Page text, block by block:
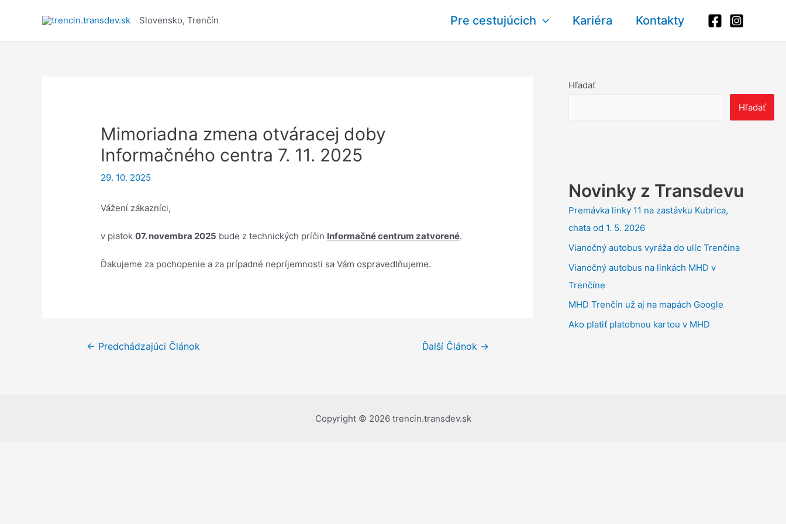
Slovensko, Trenčín Pre cestujúcich Kariéra Kontakty
Mimoriadna zmena otváracej doby
Informačného centra 7. 11. 2025
29. 10. 2025
Vážení zákazníci,
v piatok07. novembra 2025 bude z technických príčin Informačné centrum zatvorené.
Ďakujeme za pochopenie a za prípadné nepríjemnosti sa Vám ospravedlňujeme.
Navigácia
← Predchádzajúci Článok Ďalší Článok →
Hľadať
Hľadať
Novinky z Transdevu
Premávka linky 11 na zastávku Kubrica,
chata od 1. 5. 2026
Vianočný autobus vyráža do ulíc Trenčína
Vianočný autobus na linkách MHD v
Trenčíne
MHD Trenčín už aj na mapách Google
Ako platiť platobnou kartou v MHD
Copyright © 2026 trencin.transdev.sk